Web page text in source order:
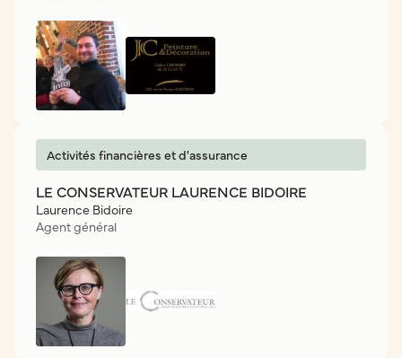
Activités financières et d'assurance
LE CONSERVATEUR LAURENCE BIDOIRE
Laurence Bidoire
Agent général